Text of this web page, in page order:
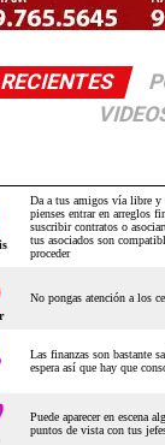
RECIENTES